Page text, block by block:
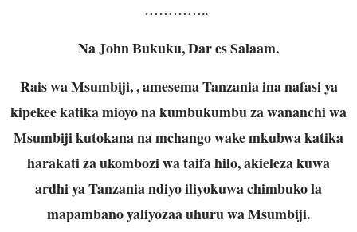
…………..
Na John Bukuku, Dar es Salaam.
Rais wa Msumbiji, , amesema Tanzania ina nafasi ya
kipekee katika mioyo na kumbukumbu za wananchi wa
Msumbiji kutokana na mchango wake mkubwa katika
harakati za ukombozi wa taifa hilo, akieleza kuwa
ardhi ya Tanzania ndiyo iliyokuwa chimbuko la
mapambano yaliyozaa uhuru wa Msumbiji.